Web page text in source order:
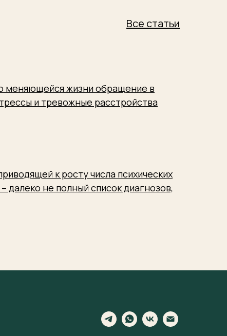
меняющейся жизни обращение в
и тревожные расстройства
к росту числа психических
далеко не полный список диагнозов,
Все статьи